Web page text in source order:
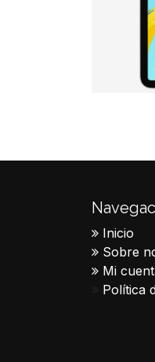
Inicio
Sobre
Mi
Política